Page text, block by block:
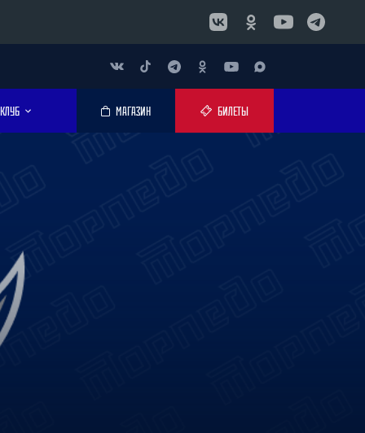
КЛУБ МАГАЗИН БИЛЕТЫ